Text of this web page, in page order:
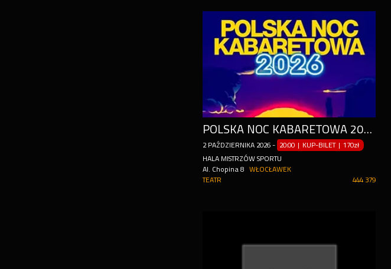
POLSKA NOC KABARETOWA 2026 - SIEDMIU WSPANIAŁYCH
2 PAŹDZIERNIKA 2026 - 20:00 | KUP-BILET | 170zł
HALA MISTRZÓW SPORTU
Al. Chopina 8
WŁOCŁAWEK
444 379
TEATR